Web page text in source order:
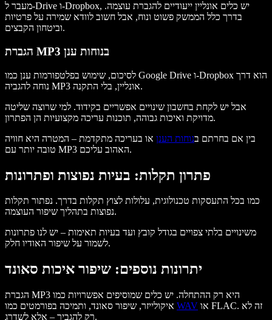
מעבר ל-Drive ו-Dropbox, יש כלים אונליין ייעודיים להגברת עוצמה.
בדרך כלל הממשק פשוט ונוח, אבל חשוב לוודא שמירה על פרטיות
וביטחון הקבצים.
הגברת MP3 בנוחות ענן
לסיכום, שימוש בפלטפורמות ענן כמו Google Drive ו-Dropbox הוא דרך
נוחה להגביה MP3 אונליין, בלי התקנה.
אבל יש לקחת בחשבון שינויים אפשריים בקידוד. למי שרוצה שליטה
מדויקת ואיכות גבוהה, תוכנות עריכה מקצועיות הן הפתרון.
בין אם בחרתם בנוחות הענן או בעריכה מתקדמת – המטרה היא חוויה
טובה יותר עם MP3 האהוב עליכם.
פתרון תקלות: בעיות נפוצות ופתרונות
כמו בכל התעסקות טכנולוגית, עלולות לצוץ תקלות בדרך. נפתור תקלות
נפוצות בתהליך שיפור העוצמה.
משינויים בלתי צפויים בגודל קובץ ועד בעיות תאימות – יש לנו פתרונות
לשמור על שיפור האודיו חלק.
יתרונות נוספים: שיפור איכות סאונד
הגברת MP3 היא רק ההתחלה. יש כלים שמוסיפים אפשרויות כמו
WAV
רק להגביר – אלא לשדרג.